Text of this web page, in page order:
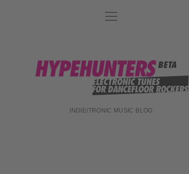
DATENSCHUTZ
ABOUT
IMPRESSUM
Menü
öffnen
hypehunters
INDIE/TRONIC MUSIC BLOG